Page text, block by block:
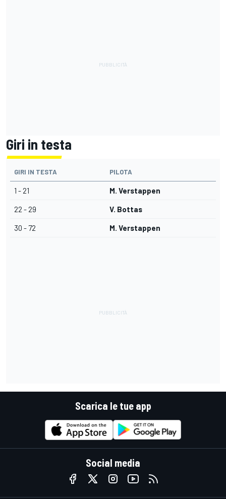
Giri in testa
GIRI IN TESTA PILOTA
1 - 21 M. Verstappen
22 - 29 V. Bottas
30 - 72 M. Verstappen
Scarica le tue app
Social media